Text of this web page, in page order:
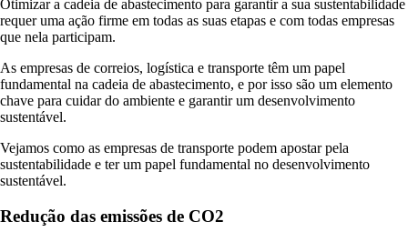
Otimizar a cadeia de abastecimento para garantir a sua sustentabilidade
requer uma ação firme em todas as suas etapas e com todas empresas
que nela participam.
As empresas de correios, logística e transporte têm um papel
fundamental na cadeia de abastecimento, e por isso são um elemento
chave para cuidar do ambiente e garantir um desenvolvimento
sustentável.
Vejamos como as empresas de transporte podem apostar pela
sustentabilidade e ter um papel fundamental no desenvolvimento
sustentável.
Redução das emissões de CO2